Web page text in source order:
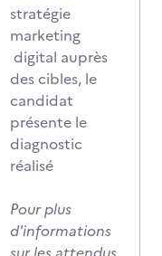
stratégie
marketing
digital auprès
des cibles, le
candidat
présente le
diagnostic
réalisé
Pour plus
d'informations